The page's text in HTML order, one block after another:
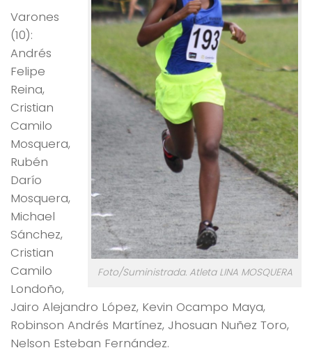
Foto/Suministrada. Atleta LINA MOSQUERA
Varones
(10):
Andrés
Felipe
Reina,
Cristian
Camilo
Mosquera,
Rubén
Darío
Mosquera,
Michael
Sánchez,
Cristian
Camilo
Londoño,
Jairo Alejandro López, Kevin Ocampo Maya,
Robinson Andrés Martínez, Jhosuan Nuñez Toro,
Nelson Esteban Fernández.